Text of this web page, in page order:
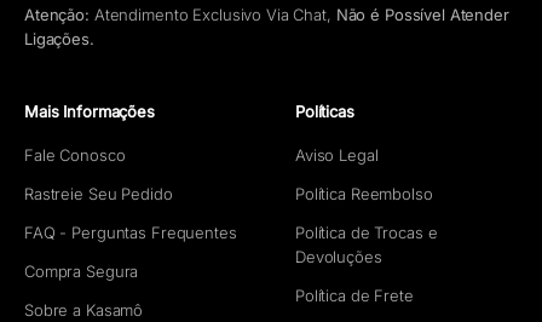
Atenção: Atendimento Exclusivo Via Chat, Não é Possível Atender
Ligações.
Mais Informações
Fale Conosco
Rastreie Seu Pedido
FAQ - Perguntas Frequentes
Compra Segura
Sobre a Kasamô
Políticas
Aviso Legal
Política Reembolso
Política de Trocas e
Devoluções
Política de Frete